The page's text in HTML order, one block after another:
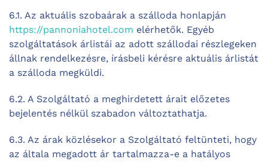
6.1. Az aktuális szobaárak a szálloda honlapján
https://pannoniahotel.com elérhetők. Egyéb
szolgáltatások árlistái az adott szállodai részlegeken
állnak rendelkezésre, írásbeli kérésre aktuális árlistát
a szálloda megküldi.
6.2. A Szolgáltató a meghirdetett árait előzetes
bejelentés nélkül szabadon változtathatja.
6.3. Az árak közlésekor a Szolgáltató feltünteti, hogy
az általa megadott ár tartalmazza-e a hatályos